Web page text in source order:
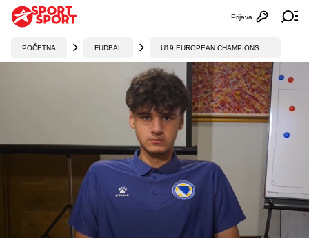
Otvori
Prijava
POČETNA FUDBAL